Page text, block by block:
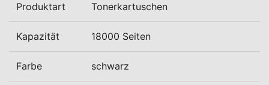
Produktart Tonerkartuschen
Kapazität 18000 Seiten
Farbe schwarz